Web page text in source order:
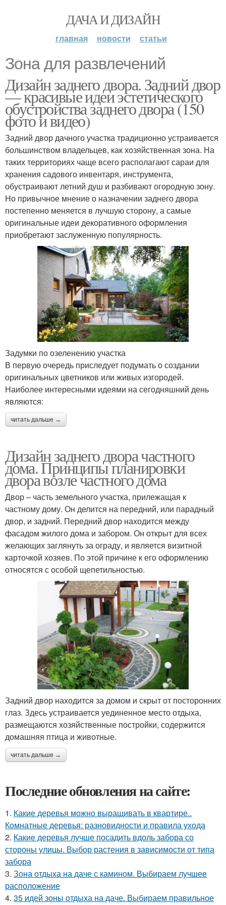
ДАЧА И ДИЗАЙН
главная новости статьи
Зона для развлечений
Дизайн заднего двора. Задний двор
— красивые идеи эстетического
обустройства заднего двора (150
фото и видео)
Задний двор дачного участка традиционно устраивается
большинством владельцев, как хозяйственная зона. На
таких территориях чаще всего располагают сараи для
хранения садового инвентаря, инструмента,
обустраивают летний душ и разбивают огородную зону.
Но привычное мнение о назначении заднего двора
постепенно меняется в лучшую сторону, а самые
оригинальные идеи декоративного оформления
приобретают заслуженную популярность.
Задумки по озеленению участка
В первую очередь приследует подумать о создании
оригинальных цветников или живых изгородей.
Наиболее интересными идеями на сегодняшний день
являются:
читать дальше →
Дизайн заднего двора частного
дома. Принципы планировки
двора возле частного дома
Двор – часть земельного участка, прилежащая к
частному дому. Он делится на передний, или парадный
двор, и задний. Передний двор находится между
фасадом жилого дома и забором. Он открыт для всех
желающих заглянуть за ограду, и является визитной
карточкой хозяев. По этой причине к его оформлению
относятся с особой щепетильностью.
Задний двор находится за домом и скрыт от посторонних
глаз. Здесь устраивается уединенное место отдыха,
размещаются хозяйственные постройки, содержится
домашняя птица и животные.
читать дальше →
Последние обновления на сайте:
1. Какие деревья можно выращивать в квартире..
Комнатные деревья: разновидности и правила ухода
2. Какие деревья лучше посадить вдоль забора со
стороны улицы. Выбор растения в зависимости от типа
забора
3. Зона отдыха на даче с камином. Выбираем лучшее
расположение
4. 35 идей зоны отдыха на даче. Выбираем правильное